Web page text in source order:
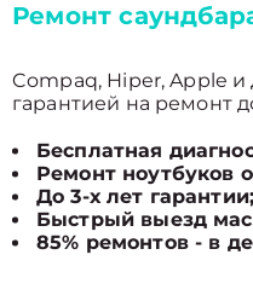
Ремонт
Compaq, Hiper, Apple
гарантией на ремонт
Бесплатная
Ремонт ноутбуков
До 3-х лет гарантии;
Быстрый выезд
85% ремонтов - в